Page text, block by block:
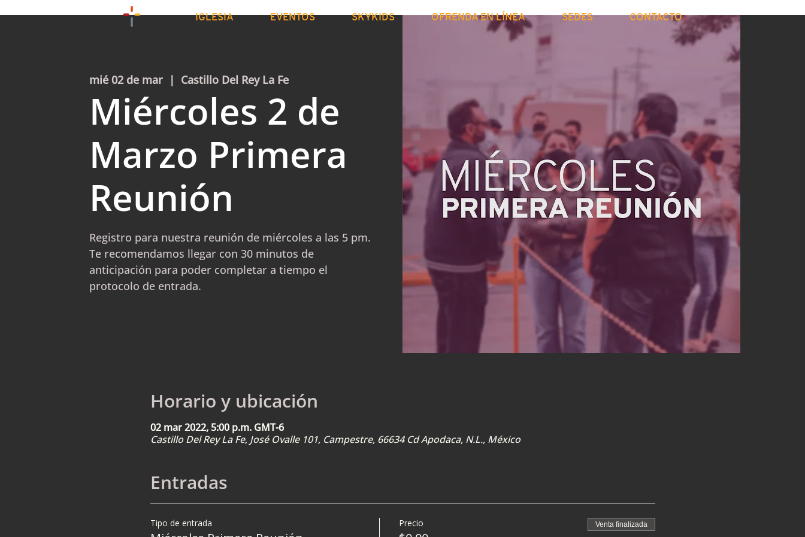
IGLESIA EVENTOS SKYKIDS OFRENDA EN LÍNEA SEDES CONTACTO
mié 02 de mar
  |
Castillo Del Rey La Fe
Miércoles 2 de
Marzo Primera
Reunión
Registro para nuestra reunión de miércoles a las 5 pm.
Te recomendamos llegar con 30 minutos de
anticipación para poder completar a tiempo el
protocolo de entrada.
Horario y ubicación
02 mar 2022, 5:00 p.m. GMT-6
Castillo Del Rey La Fe, José Ovalle 101, Campestre, 66634 Cd Apodaca, N.L., México
Entradas
Tipo de entrada Precio Venta finalizada